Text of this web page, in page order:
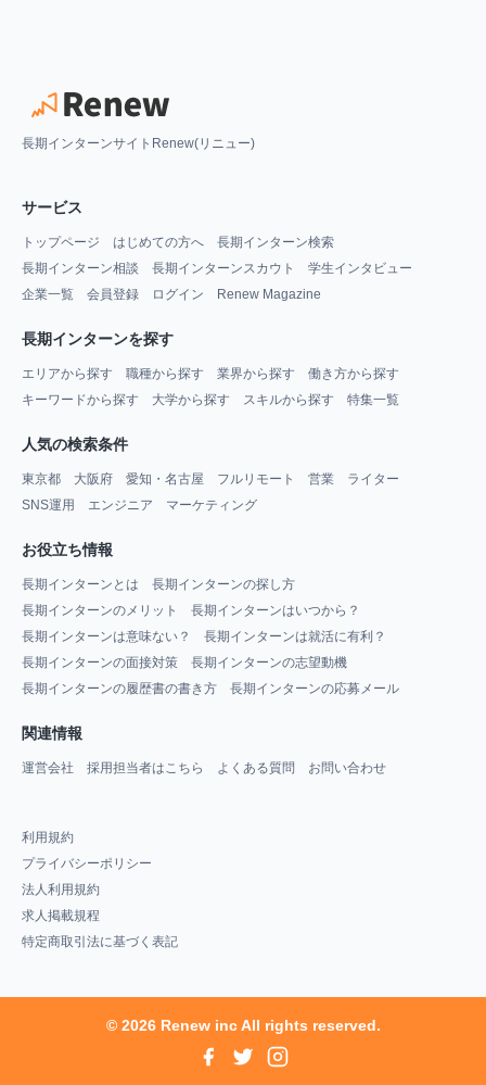
長期インターンサイトRenew(リニュー)
サービス
トップページ はじめての方へ
長期インターン検索
長期インターン相談
長期インターンスカウト
学生インタビュー
企業一覧
会員登録 ログイン Renew Magazine
長期インターンを探す
エリアから探す 職種から探す 業界から探す
働き方から探す
キーワードから探す
大学から探す スキルから探す 特集一覧
人気の検索条件
東京都 大阪府 愛知・名古屋 フルリモート 営業
ライター
SNS運用
エンジニア マーケティング
お役立ち情報
長期インターンとは
長期インターンの探し方
長期インターンのメリット
長期インターンはいつから？
長期インターンは意味ない？
長期インターンは就活に有利？
長期インターンの面接対策
長期インターンの志望動機
長期インターンの履歴書の書き方
長期インターンの応募メール
関連情報
運営会社 採用担当者はこちら よくある質問 お問い合わせ
利用規約
プライバシーポリシー
法人利用規約
求人掲載規程
特定商取引法に基づく表記
© 2026 Renew inc All rights reserved.